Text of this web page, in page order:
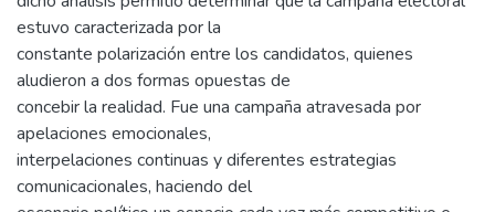
estuvo caracterizada por la
constante polarización entre los candidatos, quienes
aludieron a dos formas opuestas de
concebir la realidad. Fue una campaña atravesada por
apelaciones emocionales,
interpelaciones continuas y diferentes estrategias
comunicacionales, haciendo del